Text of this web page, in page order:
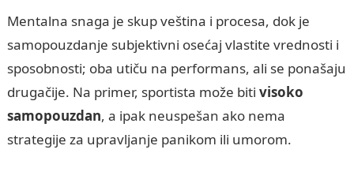
Mentalna snaga je skup veština i procesa, dok je
samopouzdanje subjektivni osećaj vlastite vrednosti i
sposobnosti; oba utiču na performans, ali se ponašaju
drugačije. Na primer, sportista može biti visoko
samopouzdan, a ipak neuspešan ako nema
strategije za upravljanje panikom ili umorom.